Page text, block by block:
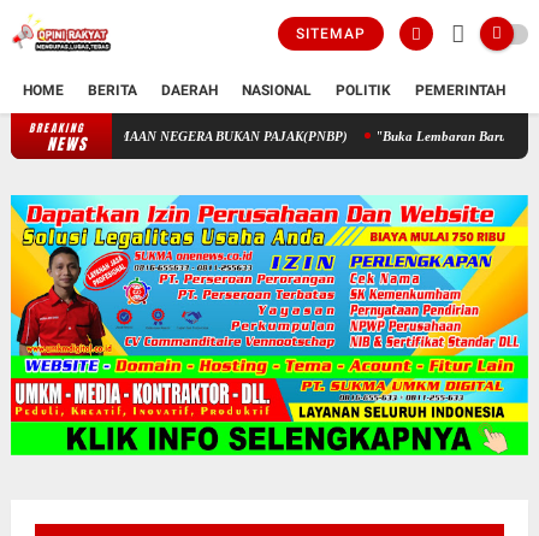
SITEMAP
HOME BERITA DAERAH NASIONAL POLITIK PEMERINTAH
BREAKING
NEWS PENGELOLAAN KEUANGAN STIK MELALUI PENERIMAAN NEGERA